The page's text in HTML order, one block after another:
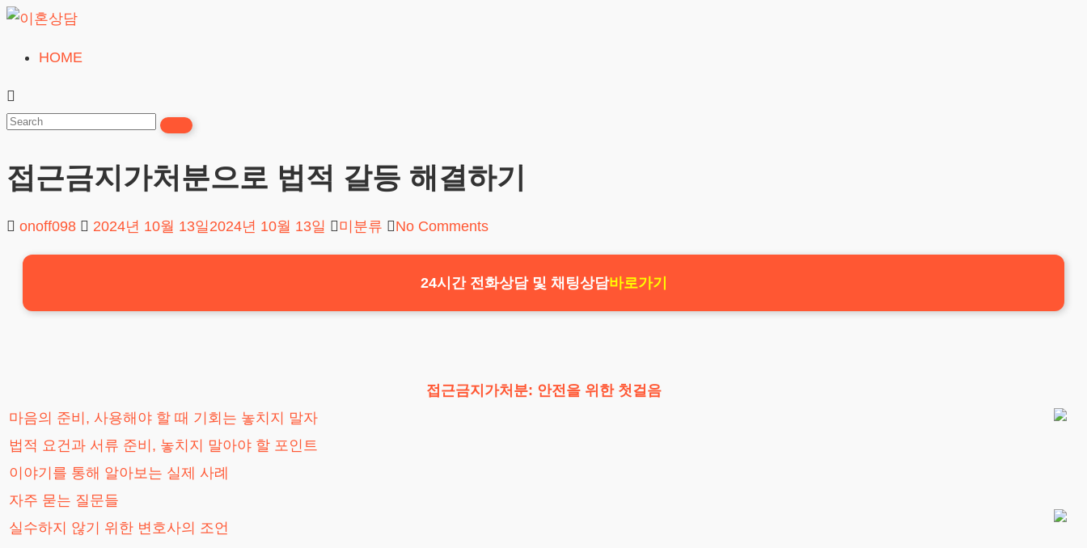
Skip
content
혼
상
24시간365일
HOME
접근금지가처분으로 법적 갈등 해결하기
onoff098 2024년 10월 13일 2024년 10월 13일 미분류 No Comments
24시간 전화상담 및 채팅상담바로가기
접근금지가처분: 안전을 위한 첫걸음
마음의 준비, 사용해야 할 때 기회는 놓치지 말자
법적 요건과 서류 준비, 놓치지 말아야 할 포인트
이야기를 통해 알아보는 실제 사례
자주 묻는 질문들
실수하지 않기 위한 변호사의 조언